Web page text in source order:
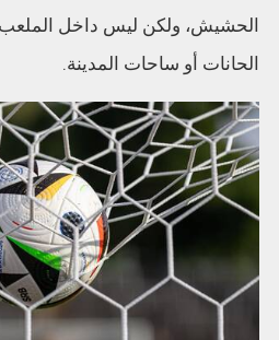
الحشيش، ولكن ليس داخل
الحانات أو ساحات المدينة.